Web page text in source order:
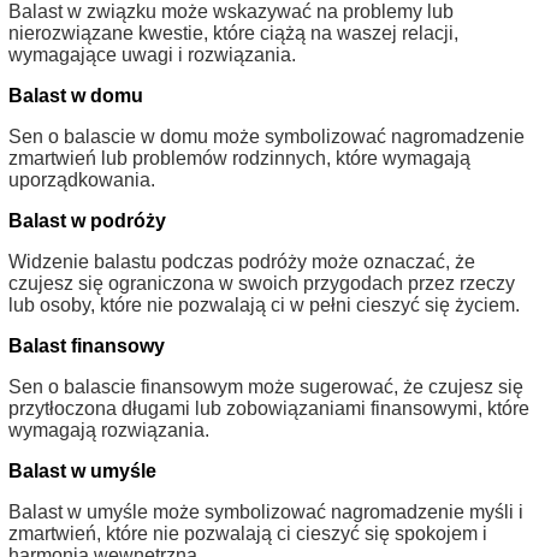
Balast w związku może wskazywać na problemy lub
nierozwiązane kwestie, które ciążą na waszej relacji,
wymagające uwagi i rozwiązania.
Balast w domu
Sen o balascie w domu może symbolizować nagromadzenie
zmartwień lub problemów rodzinnych, które wymagają
uporządkowania.
Balast w podróży
Widzenie balastu podczas podróży może oznaczać, że
czujesz się ograniczona w swoich przygodach przez rzeczy
lub osoby, które nie pozwalają ci w pełni cieszyć się życiem.
Balast finansowy
Sen o balascie finansowym może sugerować, że czujesz się
przytłoczona długami lub zobowiązaniami finansowymi, które
wymagają rozwiązania.
Balast w umyśle
Balast w umyśle może symbolizować nagromadzenie myśli i
zmartwień, które nie pozwalają ci cieszyć się spokojem i